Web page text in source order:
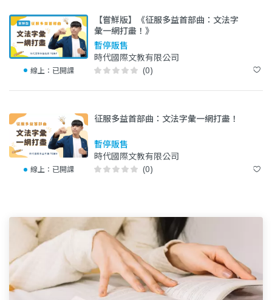
提供實體 ‧ 線上直播 ‧ 線上預錄課程：
基礎課 | 文法、發音、字彙、寫作、英語會話、日語會話、
韓語會話課程
認證課 | TOEIC 多益商用英語、 IELTS 雅思、 TOEFL 托
福、 GEPT 全民英檢、 JLPT 日檢、 TOPIK 韓檢課程
企業課 | 企業外派、企業專班、企業主題講座課程
—— 多一項技能，多一些可能！跨出第一步，立下目標，相
信自己，現在開始都來的及！ ——
20多年的語言學習品牌，獲得學員與企業一致的肯定及口
同學們~我們課堂上見，在 時代國際 蛻變成更強的自己！一
線上： 已開課
【嘗鮮版】《征服多益首部曲：文法字
彙一網打盡！》
暫停販售
時代國際文教有限公司
(0)
線上： 已開課
征服多益首部曲：文法字彙一網打盡！
暫停販售
時代國際文教有限公司
(0)